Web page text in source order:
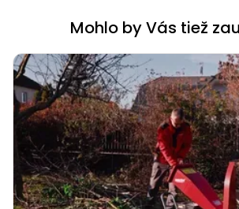
Mohlo by Vás tiež